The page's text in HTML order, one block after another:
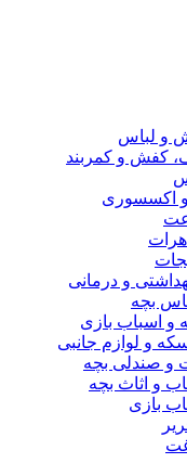
و لباس
کفش و کمربند
و اکسسوری
و درمانی
بچه
و اسباب بازی
و لوازم جانبی
و صندلی بچه
و اثاث بچه
بازی